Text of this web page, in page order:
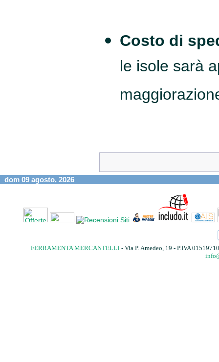
Costo di
le isole sarà
dom 09 agosto, 2026
FERRAMENTA MERCANTELLI - Via P. Amedeo, 19 - P.IVA